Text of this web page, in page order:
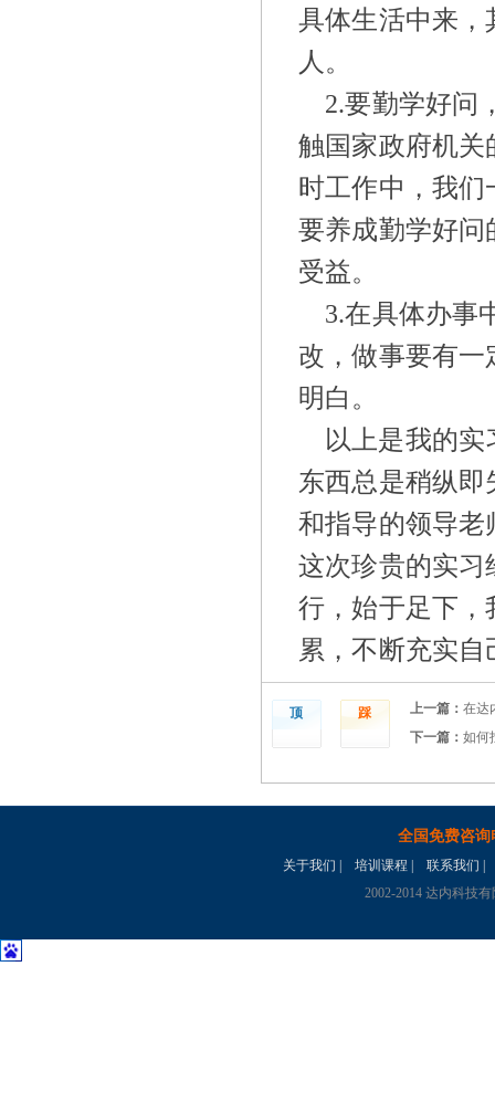
具体生活中来，
人。
2.要勤学好问
触国家政府机关
时工作中，我
要养成勤学好问
受益。
3.在具体办事
改，做事要有
明白。
以上是我的
东西总是稍纵
和指导的领导老
这次珍贵的实习
行，始于足下，
累，不断充实自
顶 踩 上一篇： 在达
下一篇： 如何
全国免费咨询
关于我们 培训课程 联系我们
2002-2014 达内科技